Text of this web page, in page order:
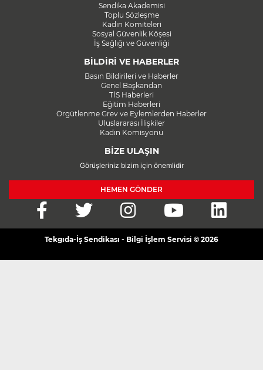
Sendika Akademisi
Toplu Sözleşme
Kadın Komiteleri
Sosyal Güvenlik Köşesi
İş Sağlığı ve Güvenliği
BİLDİRİ VE HABERLER
Basın Bildirileri ve Haberler
Genel Başkandan
TİS Haberleri
Eğitim Haberleri
Örgütlenme Grev ve Eylemlerden Haberler
Uluslararası İlişkiler
Kadın Komisyonu
BİZE ULAŞIN
Görüşleriniz bizim için önemlidir
HEMEN GÖNDER
Tekgıda-İş Sendikası - Bilgi İşlem Servisi © 2026